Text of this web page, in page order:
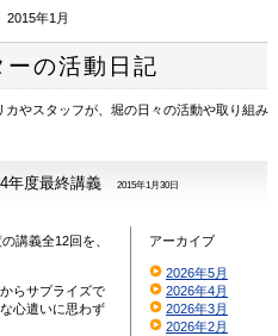
2015年1月
ーの活動日記
やスタッフが、堀の日々の活動や取り組み
年度最終講義 2015年1月30日
講義全12回を、
らサプライズで
心遣いに思わず
アーカイブ
2026年5月
2026年4月
2026年3月
2026年2月